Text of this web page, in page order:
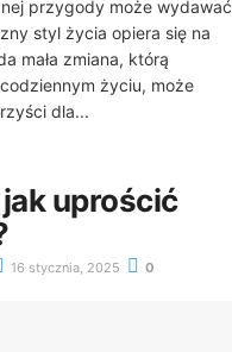
przygody może wydawać
styl życia opiera się na
mała zmiana, którą
życiu, może
dla...
uprościć
16 stycznia, 2025 0